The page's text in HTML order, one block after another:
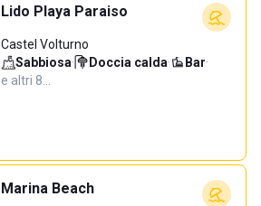
Lido Playa Paraiso
Castel Volturno
Sabbiosa· Doccia calda· Bar·
e altri 8…
Marina Beach